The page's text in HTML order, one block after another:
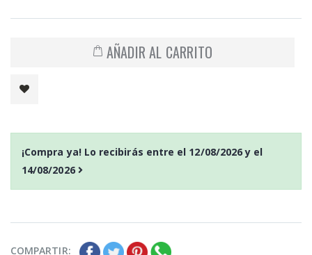
AÑADIR AL CARRITO
¡Compra ya! Lo recibirás entre el 12/08/2026y el
14/08/2026
COMPARTIR: